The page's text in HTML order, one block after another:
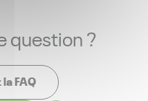
question ?
FAQ